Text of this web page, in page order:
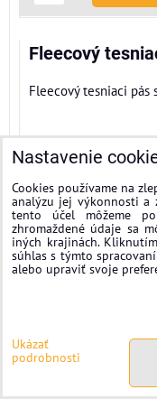
Fleecový
Fleecový tesniaci
Nastavenie
Cookies používame na
analýzu jej výkonnosti a
tento účel môžeme
zhromaždené údaje sa
iných krajinách.
súhlas s týmto
alebo upraviť svoje
Ukázať
podrobnosti